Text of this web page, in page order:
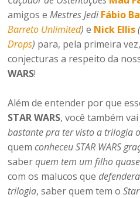
amigos eMestres Jedi Fábio
Barreto Unlimited) e Nick Ellis
Drops) para, pela primeira
conjecturas a respeito da
WARS!
Além de entender por que
STAR WARS, você também
bastante pra ter visto a trilogia
quemconheceu STAR WARS
saberquem tem um filho
com os malucos que
trilogia, saber quem tem o